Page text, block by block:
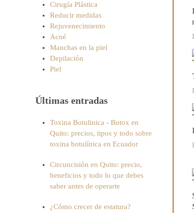
Cirugía Plástica
Reducir medidas
Rejuvenecimiento
Acné
Manchas en la piel
Depilación
Piel
Últimas entradas
Toxina Botulinica - Botox en
Quito: precios, tipos y todo sobre
toxina botulínica en Ecuador
Circuncisión en Quito: precio,
beneficios y todo lo que debes
saber antes de operarte
¿Cómo crecer de estatura?